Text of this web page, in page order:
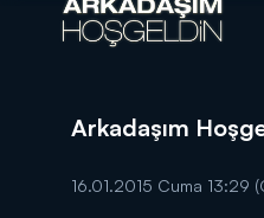
Arkadaşım
16.01.2015 Cuma 13:29